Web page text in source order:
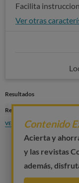
Facilita
Ver otras
Contenido
Acierta y
y las revistas
además,
Resultados
Res)
VER MÁS